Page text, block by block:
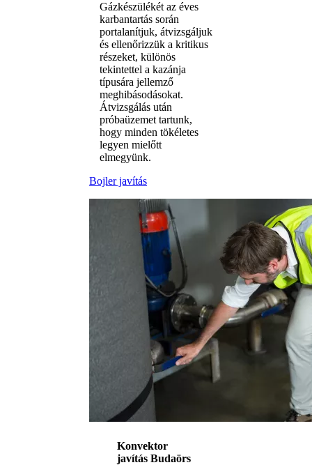
Gázkészülékét az éves
karbantartás során
portalanítjuk, átvizsgáljuk
és ellenőrizzük a kritikus
részeket, különös
tekintettel a kazánja
típusára jellemző
meghibásodásokat.
Átvizsgálás után
próbaüzemet tartunk,
hogy minden tökéletes
legyen mielőtt
elmegyünk.
Bojler javítás
Konvektor
javítás Budaörs